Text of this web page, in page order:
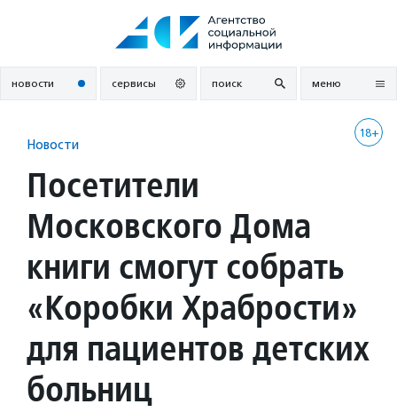
новости сервисы поиск меню
18+
Новости
Посетители
Московского Дома
книги смогут собрать
«Коробки Храбрости»
для пациентов детских
больниц